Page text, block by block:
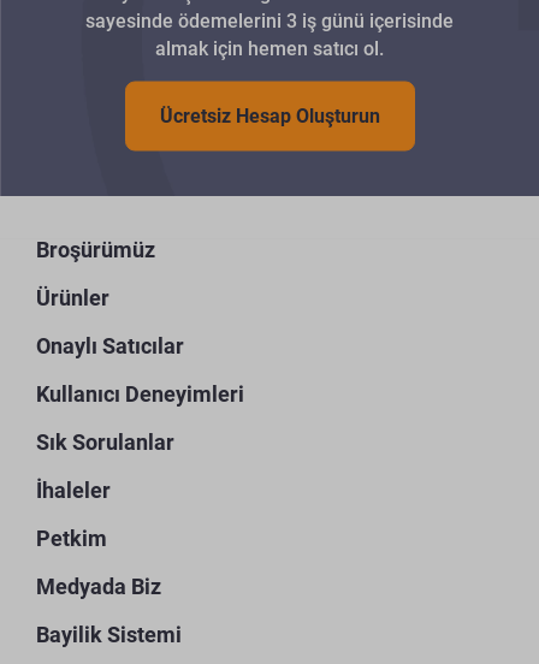
sayesinde ödemelerini 3 iş günü içerisinde
almak için hemen satıcı ol.
Ücretsiz Hesap Oluşturun
Broşürümüz
Ürünler
Onaylı Satıcılar
Kullanıcı Deneyimleri
Sık Sorulanlar
İhaleler
Petkim
Medyada Biz
Bayilik Sistemi